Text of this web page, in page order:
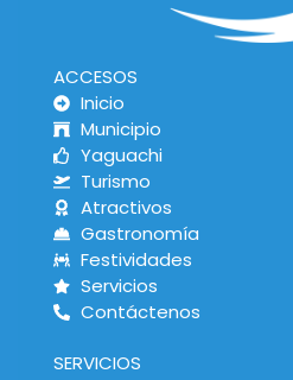
ACCESOS
Inicio
Municipio
Yaguachi
Turismo
Atractivos
Gastronomía
Festividades
Servicios
Contáctenos
SERVICIOS